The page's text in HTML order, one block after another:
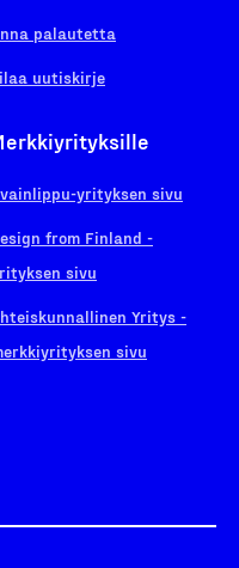
palautetta
uutiskirje
yrityksen sivu
from Finland -
sivu
Yritys -
sivu